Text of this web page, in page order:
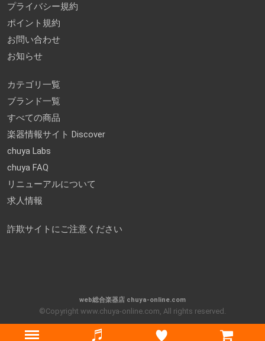
プライバシー規約
ポイント規約
お問い合わせ
お知らせ
カテゴリ一覧
ブランド一覧
すべての商品
楽器情報サイト Discover
chuya Labs
chuya FAQ
リニューアルについて
求人情報
詐欺サイトにご注意ください
web総合楽器店 chuya-online.com
©Copyright www.chuya-online.com, All rights reserved.
Menu